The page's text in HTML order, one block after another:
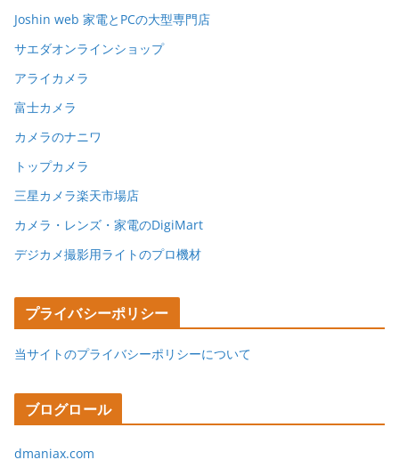
Joshin web 家電とPCの大型専門店
サエダオンラインショップ
アライカメラ
富士カメラ
カメラのナニワ
トップカメラ
三星カメラ楽天市場店
カメラ・レンズ・家電のDigiMart
デジカメ撮影用ライトのプロ機材
プライバシーポリシー
当サイトのプライバシーポリシーについて
ブログロール
dmaniax.com